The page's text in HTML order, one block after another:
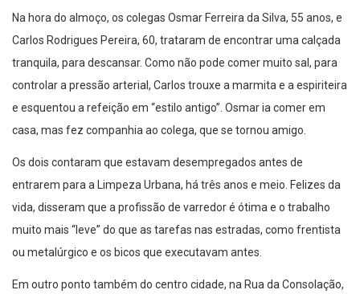
Na hora do almoço, os colegas Osmar Ferreira da Silva, 55 anos, e
Carlos Rodrigues Pereira, 60, trataram de encontrar uma calçada
tranquila, para descansar. Como não pode comer muito sal, para
controlar a pressão arterial, Carlos trouxe a marmita e a espiriteira
e esquentou a refeição em “estilo antigo”. Osmar ia comer em
casa, mas fez companhia ao colega, que se tornou amigo.
Os dois contaram que estavam desempregados antes de
entrarem para a Limpeza Urbana, há três anos e meio. Felizes da
vida, disseram que a profissão de varredor é ótima e o trabalho
muito mais “leve” do que as tarefas nas estradas, como frentista
ou metalúrgico e os bicos que executavam antes.
Em outro ponto também do centro cidade, na Rua da Consolação,